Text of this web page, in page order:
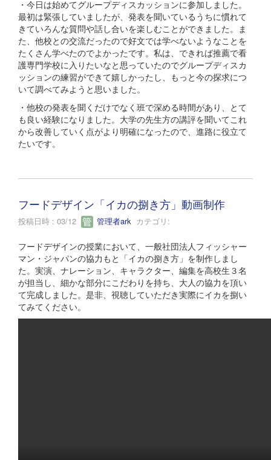
・今日は始めてグループディスカッションに参加しました。
最初は緊張していましたが、発表を聞いているうちに慣れて
きていろんな質問や話し合いを楽しむことができました。ま
た、他校との交流だったので好文では学べないようなことを
たくさん学べたのでよかったです。私は、できれば推薦で看
護専門学校に入りたいなと思っていたのでグループディスカ
ッションの練習ができて嬉しかったし、もっと今の探求につ
いて調べてみようと思いました。
・他校の発表を聞くだけでなく班で深める時間があり、とて
も良い経験になりました。大学の先生方の講評を聞いてこれ
から改善していく点がより明確になったので、進路に役立て
たいです。
フードデザイン「イカの捌き方」動画制作
投稿日時 : 03/12 管理者ark カテゴリ:
フードデザインの授業において、一般社団法人フィッシャー
マン・ジャパンの協力もと「イカの捌き方」を制作しまし
た。実演、ナレーション、キャラクター、編集を高校生３名
が担当し、細かな部分にこだわりを持ち、大人の協力を頂い
て完成しました。是非、視聴していただき実際にイカを捌い
てみてください。